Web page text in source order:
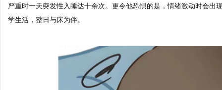
严重时一天突发性入睡达十余次。更令他恐惧的是，情绪激动时会
学生活，整日与床为伴。